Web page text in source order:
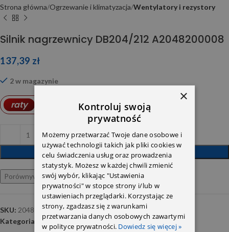
Strona główna Ogrzewanie i klimatyzacja Wentylatory i rezystory
Silnik nagrzewnicy DB204/212 A2048200008
137,39 zł
2 w magazynie
raty PLN
DODAJ DO KOSZYKA
Porównywarka Ulubione
SKU: 2048200208
Kategoria:
Wentylatory i rezystory
×
Kontroluj swoją
prywatność
Możemy przetwarzać Twoje dane osobowe i
używać technologii takich jak pliki cookies w
celu świadczenia usług oraz prowadzenia
statystyk. Możesz w każdej chwili zmienić
swój wybór, klikając "Ustawienia
prywatności" w stopce strony i/lub w
ustawieniach przeglądarki. Korzystając ze
strony, zgadzasz się z warunkami
przetwarzania danych osobowych zawartymi
w polityce prywatności. Dowiedz się więcej »